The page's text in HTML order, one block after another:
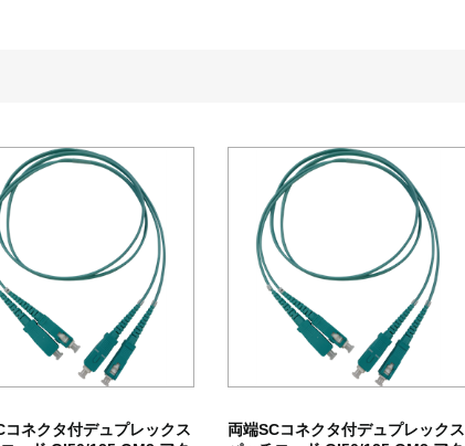
コネクタ付デュプレックス
両端SCコネクタ付デュプレックス